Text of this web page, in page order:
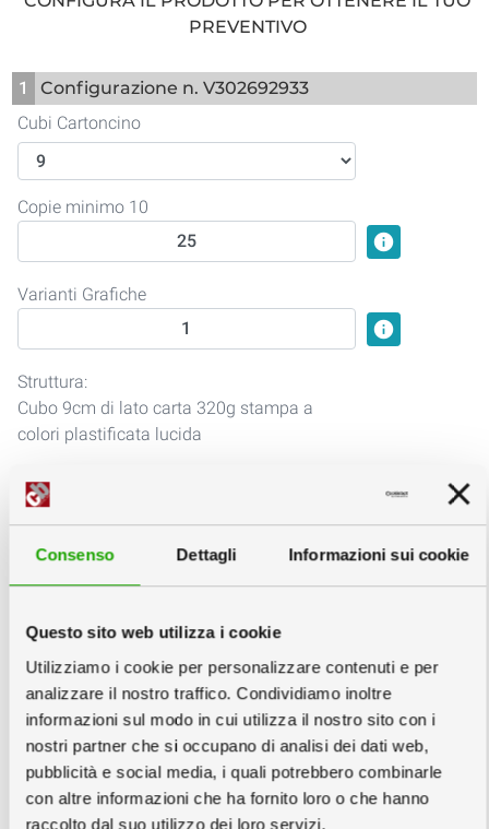
Consenso Dettagli Informazioni sui cookie
Questo sito web utilizza i cookie
Utilizziamo i cookie per personalizzare contenuti e per
analizzare il nostro traffico. Condividiamo inoltre
informazioni sul modo in cui utilizza il nostro sito con i
nostri partner che si occupano di analisi dei dati web,
pubblicità e social media, i quali potrebbero combinarle
con altre informazioni che ha fornito loro o che hanno
raccolto dal suo utilizzo dei loro servizi.
PREVENTIVO
1
Configurazione n. V302692933
Cubi Cartoncino
Copie minimo 10
info
Varianti Grafiche
info
Struttura:
Cubo 9cm di lato carta 320g stampa a
colori plastificata lucida
2 Scegli la quantità e la data info
Copie minimo 10
Mercoledì
02
79,75 €
3,19 €/cad
Giovedì
03
68,25 €
2,73 €/cad
07
64,75
2,59 €/cad
Prezzi IVA e trasporto escluso